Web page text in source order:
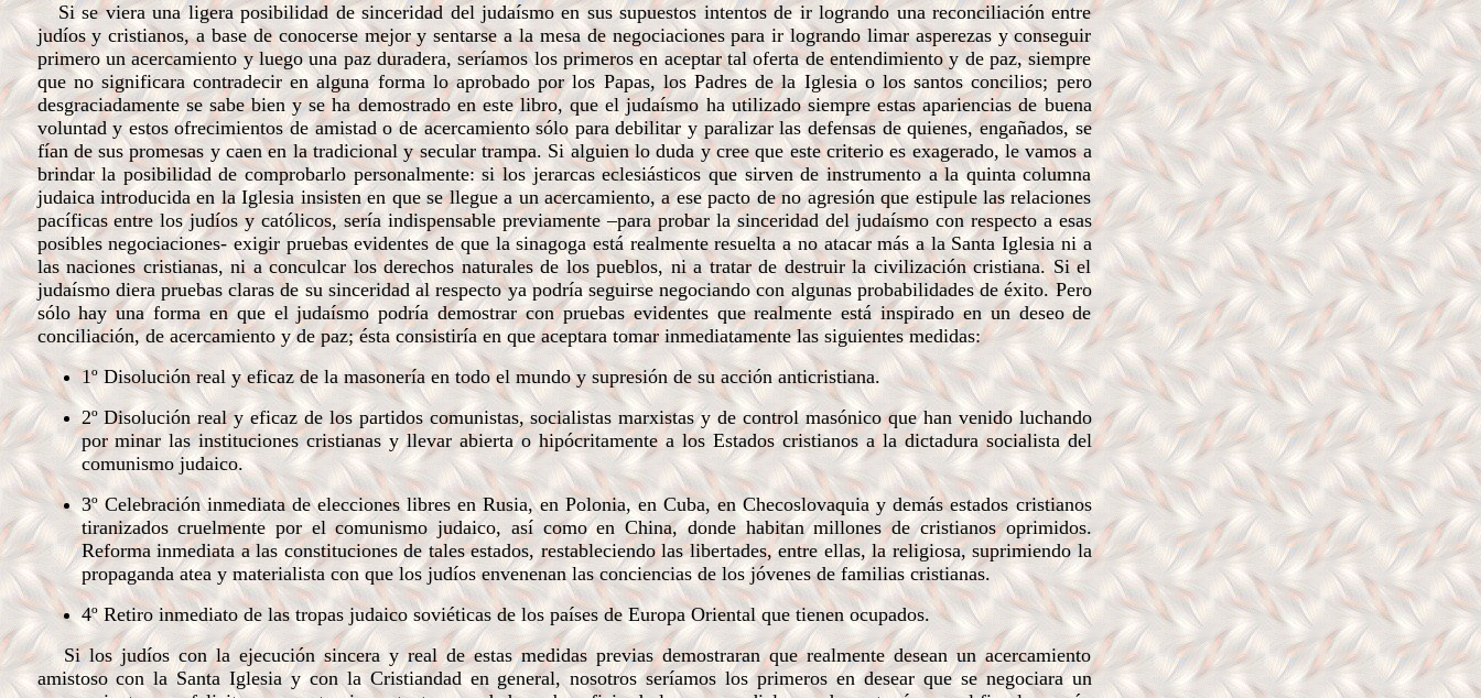
Si se viera una ligera posibilidad de sinceridad del judaísmo en sus supuestos intentos de ir logrando una reconciliación entre
judíos y cristianos, a base de conocerse mejor y sentarse a la mesa de negociaciones para ir logrando limar asperezas y conseguir
primero un acercamiento y luego una paz duradera, seríamos los primeros en aceptar tal oferta de entendimiento y de paz, siempre
que no significara contradecir en alguna forma lo aprobado por los Papas, los Padres de la Iglesia o los santos concilios; pero
desgraciadamente se sabe bien y se ha demostrado en este libro, que el judaísmo ha utilizado siempre estas apariencias de buena
voluntad y estos ofrecimientos de amistad o de acercamiento sólo para debilitar y paralizar las defensas de quienes, engañados, se
fían de sus promesas y caen en la tradicional y secular trampa. Si alguien lo duda y cree que este criterio es exagerado, le vamos a
brindar la posibilidad de comprobarlo personalmente: si los jerarcas eclesiásticos que sirven de instrumento a la quinta columna
judaica introducida en la Iglesia insisten en que se llegue a un acercamiento, a ese pacto de no agresión que estipule las relaciones
pacíficas entre los judíos y católicos, sería indispensable previamente –para probar la sinceridad del judaísmo con respecto a esas
posibles negociaciones- exigir pruebas evidentes de que la sinagoga está realmente resuelta a no atacar más a la Santa Iglesia ni a
las naciones cristianas, ni a conculcar los derechos naturales de los pueblos, ni a tratar de destruir la civilización cristiana. Si el
judaísmo diera pruebas claras de su sinceridad al respecto ya podría seguirse negociando con algunas probabilidades de éxito. Pero
sólo hay una forma en que el judaísmo podría demostrar con pruebas evidentes que realmente está inspirado en un deseo de
conciliación, de acercamiento y de paz; ésta consistiría en que aceptara tomar inmediatamente las siguientes medidas:
1º Disolución real y eficaz de la masonería en todo el mundo y supresión de su acción anticristiana.
2º Disolución real y eficaz de los partidos comunistas, socialistas marxistas y de control masónico que han venido luchando
por minar las instituciones cristianas y llevar abierta o hipócritamente a los Estados cristianos a la dictadura socialista del
comunismo judaico.
3º Celebración inmediata de elecciones libres en Rusia, en Polonia, en Cuba, en Checoslovaquia y demás estados cristianos
tiranizados cruelmente por el comunismo judaico, así como en China, donde habitan millones de cristianos oprimidos.
Reforma inmediata a las constituciones de tales estados, restableciendo las libertades, entre ellas, la religiosa, suprimiendo la
propaganda atea y materialista con que los judíos envenenan las conciencias de los jóvenes de familias cristianas.
4º Retiro inmediato de las tropas judaico soviéticas de los países de Europa Oriental que tienen ocupados.
Si los judíos con la ejecución sincera y real de estas medidas previas demostraran que realmente desean un acercamiento
amistoso con la Santa Iglesia y con la Cristiandad en general, nosotros seríamos los primeros en desear que se negociara un